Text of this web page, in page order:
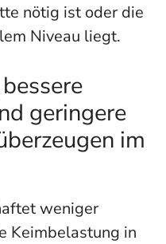
nötig ist oder die
Niveau liegt.
geringere
im
weniger
Keimbelastung in